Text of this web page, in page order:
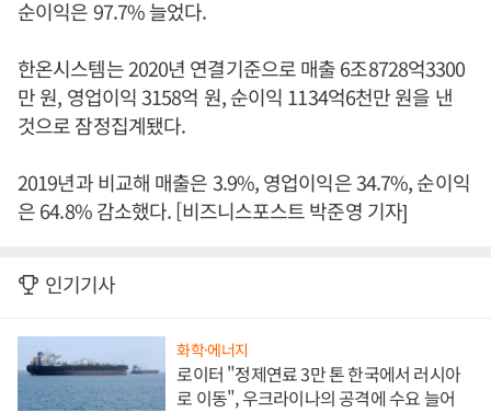
순이익은 97.7% 늘었다.
한온시스템는 2020년 연결기준으로 매출 6조8728억3300
만 원, 영업이익 3158억 원, 순이익 1134억6천만 원을 낸
것으로 잠정집계됐다.
2019년과 비교해 매출은 3.9%, 영업이익은 34.7%, 순이익
은 64.8% 감소했다. [비즈니스포스트 박준영 기자]
인기기사
화학·에너지
로이터 "정제연료 3만 톤 한국에서 러시아
로 이동", 우크라이나의 공격에 수요 늘어